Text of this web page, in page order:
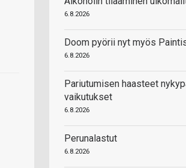
6.8.2026
Doom pyörii nyt myös
6.8.2026
Pariutumisen haasteet
vaikutukset
6.8.2026
Perunalastut
6.8.2026